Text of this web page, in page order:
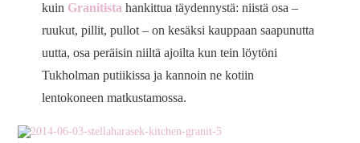
kuin Granitista hankittua täydennystä: niistä osa –
ruukut, pillit, pullot – on kesäksi kauppaan saapunutta
uutta, osa peräisin niiltä ajoilta kun tein löytöni
Tukholman putiikissa ja kannoin ne kotiin
lentokoneen matkustamossa.